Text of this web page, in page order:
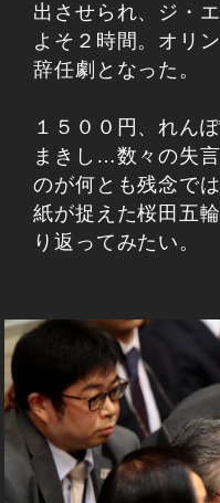
出させられ、ジ・
よそ２時間。オリ
辞任劇となった。
１５００円、れん
まきし…数々の失
のが何とも残念で
紙が捉えた桜田五
り返ってみたい。